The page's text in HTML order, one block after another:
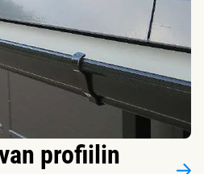
profiilin